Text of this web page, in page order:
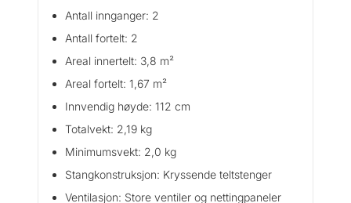
Antall innganger: 2
Antall fortelt: 2
Areal innertelt: 3,8 m²
Areal fortelt: 1,67 m²
Innvendig høyde: 112 cm
Totalvekt: 2,19 kg
Minimumsvekt: 2,0 kg
Stangkonstruksjon: Kryssende teltstenger
Ventilasjon: Store ventiler og nettingpaneler